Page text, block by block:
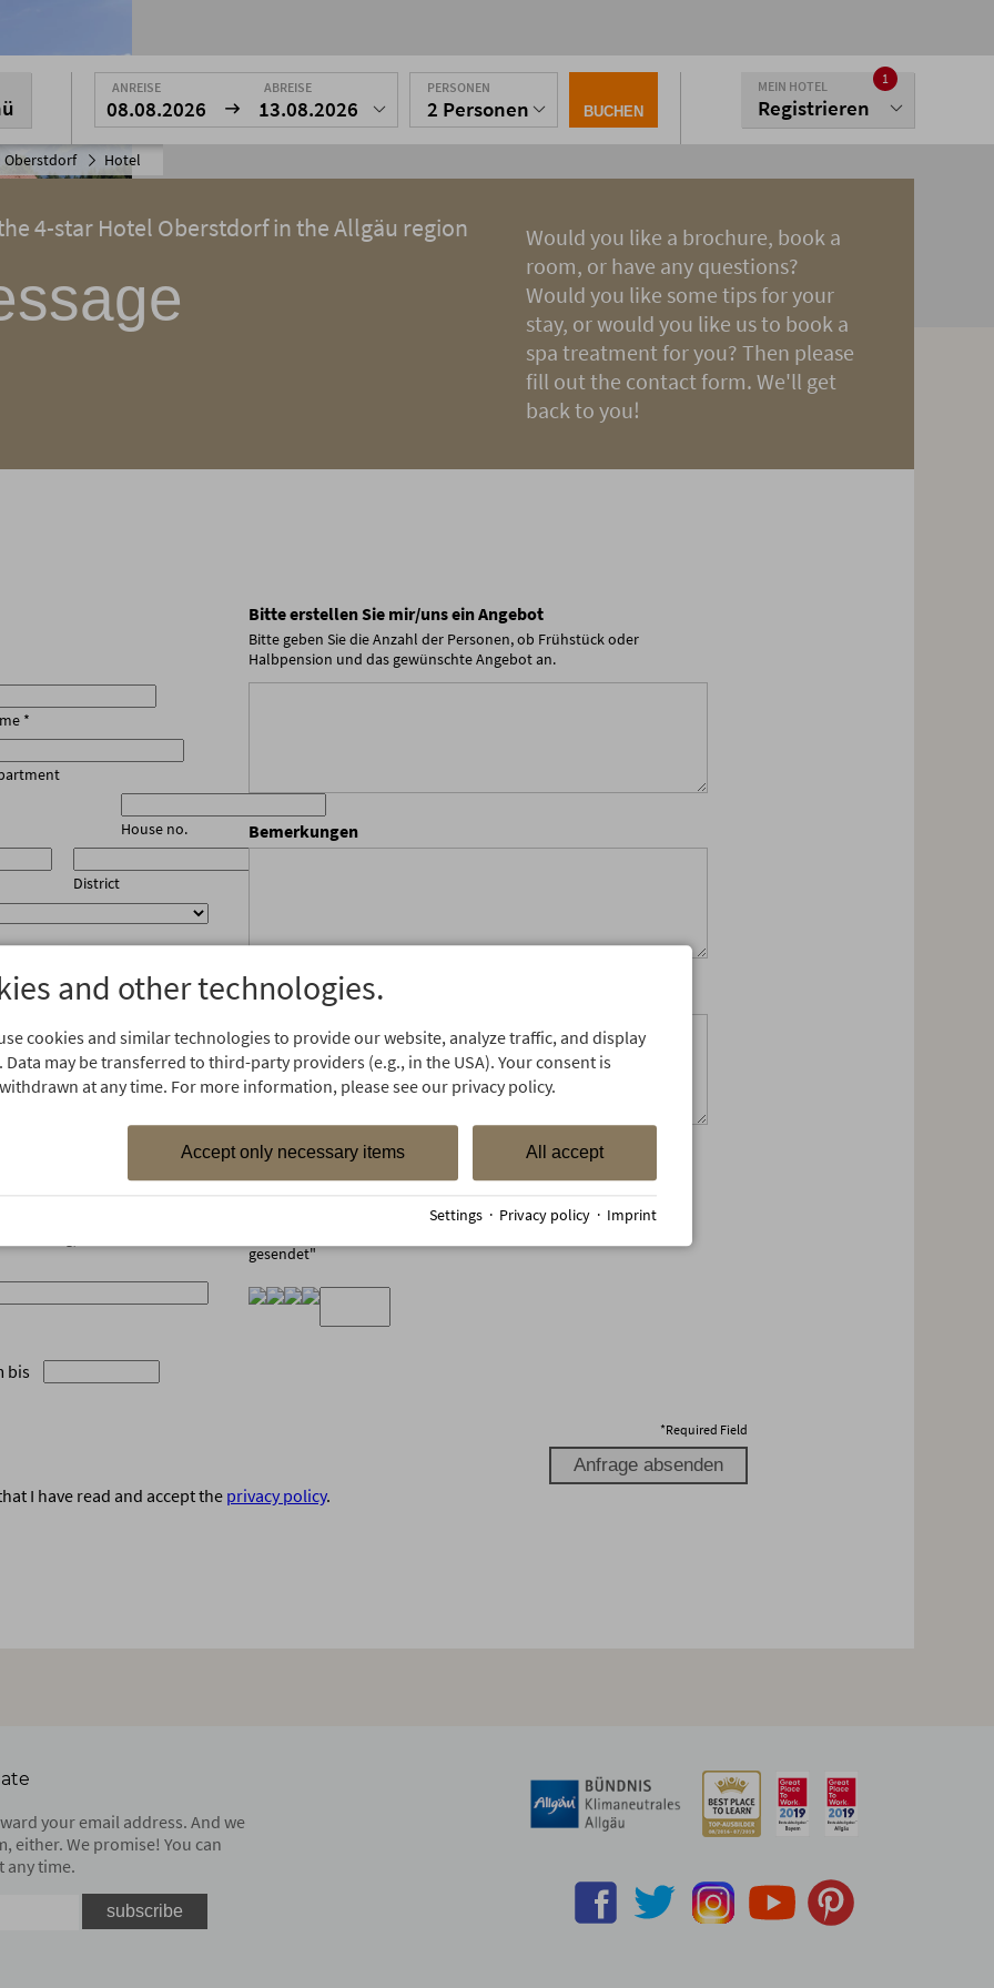
Oberstdorf Hotel
ANREISE
08.08.2026
ABREISE
13.08.2026
PERSONEN
2 Personen BUCHEN
MEIN HOTEL
Registrieren
1
4-star Hotel Oberstdorf in the Allgäu region
Would you like a brochure, book a
room, or have any questions?
Would you like some tips for your
stay, or would you like us to book a
spa treatment for you? Then please
fill out the contact form. We'll get
back to you!
*
House no.
District
fax
zu.
über Ihre Angebote
bzw. wie wir Sie am
bis
Bitte erstellen Sie mir/uns ein Angebot
Bitte geben Sie die Anzahl der Personen, ob Frühstück oder
Halbpension und das gewünschte Angebot an.
Bemerkungen
Wie sind Sie auf uns aufmerksam geworden?
Hinweis:
Das Formular ist erst abgesendet, wenn folgende Information zu
gesendet"
*Required Field
I have read and accept the privacy policy.
your email address. And we
either. We promise! You can
any time.
subscribe
and other technologies.
cookies and similar technologies to provide our website, analyze traffic, and display
may be transferred to third-party providers (e.g., in the USA). Your consent is
at any time. For more information, please see our privacy policy.
All accept
Accept only necessary items
Settings · Privacy policy · Imprint